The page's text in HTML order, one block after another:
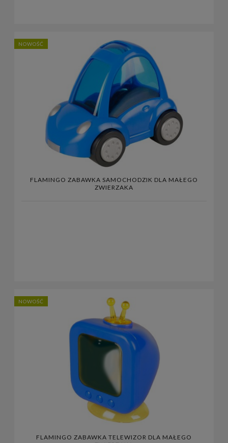
FLAMINGO ZABAWKA SAMOCHODZIK DLA MAŁEGO
ZWIERZAKA
NOWOŚĆ
FLAMINGO ZABAWKA TELEWIZOR DLA MAŁEGO
NOWOŚĆ